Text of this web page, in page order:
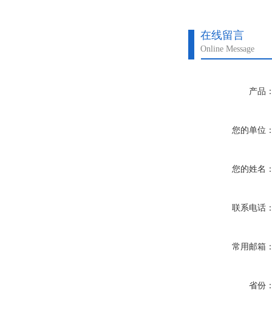
在线留言
Online Message
产品
您的单位
您的姓名
联系电话
常用邮箱
省份